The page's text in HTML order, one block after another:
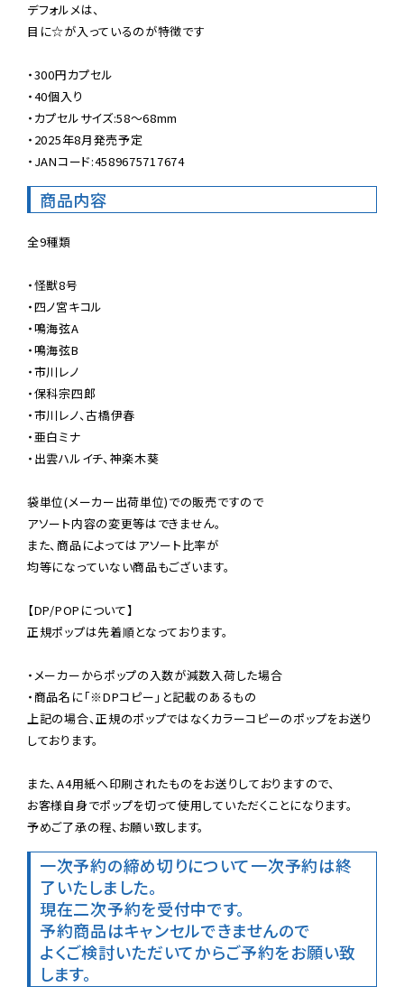
デフォルメは、
目に☆が入っているのが特徴です
・300円カプセル
・40個入り
・カプセルサイズ:58〜68mm
・2025年8月発売予定
・JANコード:4589675717674
商品内容
全9種類
・怪獣8号
・四ノ宮キコル
・鳴海弦A
・鳴海弦B
・市川レノ
・保科宗四郎
・市川レノ、古橋伊春
・亜白ミナ
・出雲ハルイチ、神楽木葵
袋単位(メーカー出荷単位)での販売ですので
アソート内容の変更等はできません。
また、商品によってはアソート比率が
均等になっていない商品もございます。
【DP/POPについて】
正規ポップは先着順となっております。
・メーカーからポップの入数が減数入荷した場合
・商品名に「※DPコピー」と記載のあるもの
上記の場合、正規のポップではなくカラーコピーのポップをお送り
しております。
また、A4用紙へ印刷されたものをお送りしておりますので、
お客様自身でポップを切って使用していただくことになります。
予めご了承の程、お願い致します。
一次予約の締め切りについて一次予約は終
了いたしました。
現在二次予約を受付中です。
予約商品はキャンセルできませんので
よくご検討いただいてからご予約をお願い致
します。